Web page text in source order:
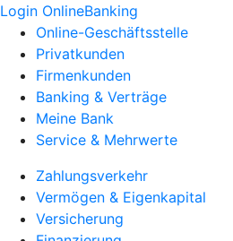
Login OnlineBanking
Online-Geschäftsstelle
Privatkunden
Firmenkunden
Banking & Verträge
Meine Bank
Service & Mehrwerte
Zahlungsverkehr
Vermögen & Eigenkapital
Versicherung